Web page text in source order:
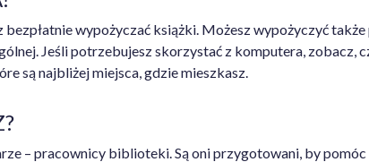
wypożyczać książki. Możesz wypożyczyć
Jeśli potrzebujesz skorzystać z komputera,
są najbliżej miejsca, gdzie mieszkasz.
– pracownicy biblioteki. Są oni przygotowani, by